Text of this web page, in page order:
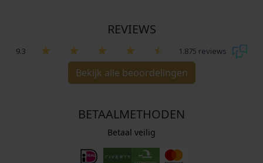
REVIEWS
9.3 1.875 reviews
Bekijk alle beoordelingen
BETAALMETHODEN
Betaal veilig